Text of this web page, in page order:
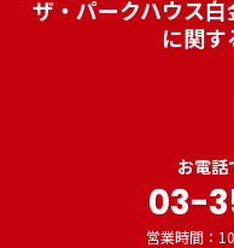
ザ・パークハウス
に関す
お電話
03-
営業時間：